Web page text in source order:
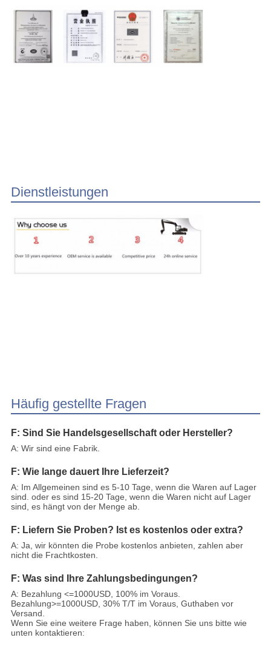
Dienstleistungen
Häufig gestellte Fragen
F: Sind Sie Handelsgesellschaft oder Hersteller?
A: Wir sind eine Fabrik.
F: Wie lange dauert Ihre Lieferzeit?
A: Im Allgemeinen sind es 5-10 Tage, wenn die Waren auf Lager
sind. oder es sind 15-20 Tage, wenn die Waren nicht auf Lager
sind, es hängt von der Menge ab.
F: Liefern Sie Proben? Ist es kostenlos oder extra?
A: Ja, wir könnten die Probe kostenlos anbieten, zahlen aber
nicht die Frachtkosten.
F: Was sind Ihre Zahlungsbedingungen?
A: Bezahlung <=1000USD, 100% im Voraus.
Bezahlung>=1000USD, 30% T/T im Voraus, Guthaben vor
Versand.
Wenn Sie eine weitere Frage haben, können Sie uns bitte wie
unten kontaktieren: